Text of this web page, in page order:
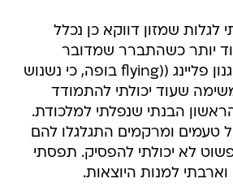
שמזון דווקא כן נכלל
יותר כשהתברר שמדובר
בקייטרינג קליל בסגנון פליינג ((flying בופה, כי נשנוש
שעוד יכולתי להתמודד
הבנתי שנפלתי למלכודת.
טעמים ומרקמים התגלגלו להם
לא יכולתי להפסיק. תפסתי
למנות היוצאות.